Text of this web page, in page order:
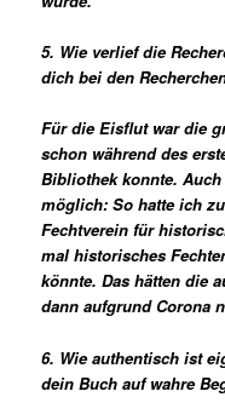
5. Wie verlief die
dich bei den
Für die Eisflut war die
schon während des
Bibliothek konnte.
möglich: So hatte ich
Fechtverein für
mal historisches
könnte. Das hätten die
dann aufgrund Corona
6. Wie authentisch ist
dein Buch auf wahre